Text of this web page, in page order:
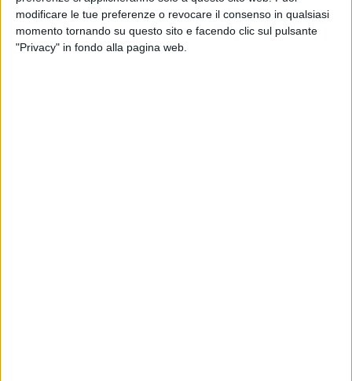
modificare le tue preferenze o revocare il consenso in qualsiasi
momento tornando su questo sito e facendo clic sul pulsante
"Privacy" in fondo alla pagina web.